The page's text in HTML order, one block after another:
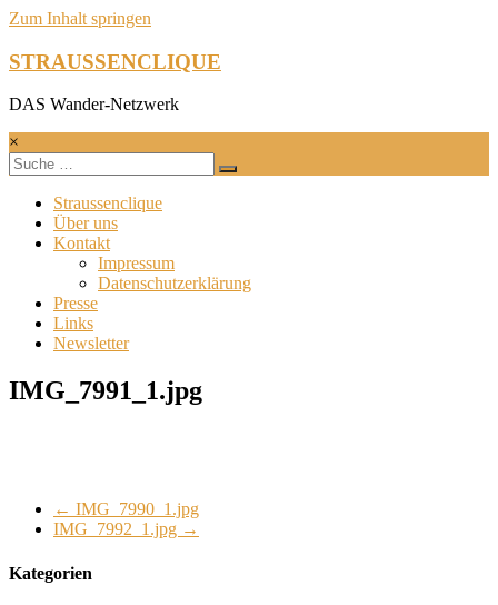
Zum Inhalt springen
STRAUSSENCLIQUE
DAS Wander-Netzwerk
×
Straussenclique
Über uns
Kontakt
Impressum
Datenschutzerklärung
Presse
Links
Newsletter
IMG_7991_1.jpg
← IMG_7990_1.jpg
IMG_7992_1.jpg →
Kategorien